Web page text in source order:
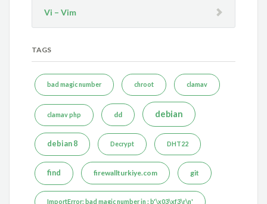
Vi – Vim
TAGS
bad magic number chroot clamav
clamav php dd debian
debian 8 Decrypt DHT22
find firewallturkiye.com git
ImportError: bad magic number in : b'\x03\xf3\r\n'